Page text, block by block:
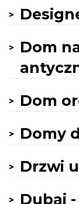
Dom
Dom
Domy
Drzwi
Dubaj